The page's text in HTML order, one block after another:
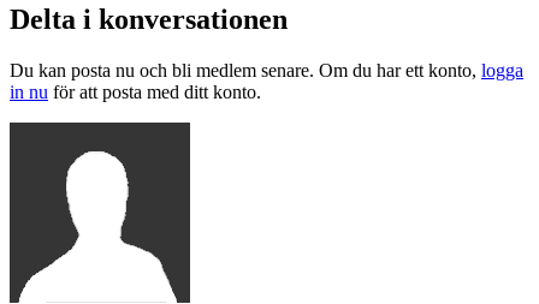
Delta i konversationen
Du kan posta nu och bli medlem senare. Om du har ett konto, logga
in nu för att posta med ditt konto.